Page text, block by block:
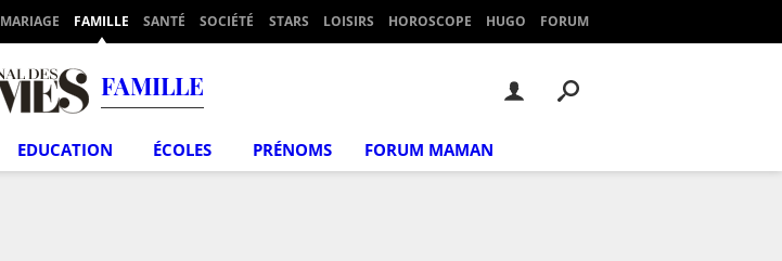
MARIAGE FAMILLE SANTÉ SOCIÉTÉ STARS LOISIRS HOROSCOPE HUGO FORUM
FAMILLE
EDUCATION ÉCOLES PRÉNOMS FORUM MAMAN